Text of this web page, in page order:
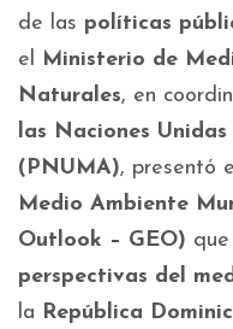
de las políticas
el Ministerio de
Naturales, en
las Naciones
(PNUMA), presentó
Medio Ambiente
Outlook – GEO)
perspectivas del
la República